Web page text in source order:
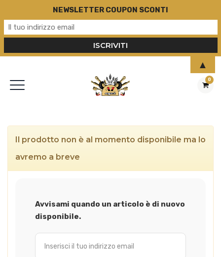
0
Il prodotto non è al momento disponibile ma lo
avremo a breve
Avvisami quando un articolo è di nuovo
disponibile.
NEWSLETTER COUPON SCONTI
▲